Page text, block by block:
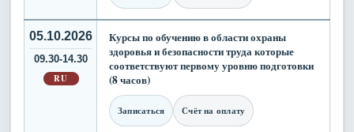
05.10.2026
09.30-14.30
RU
Курсы по обучению в области охраны
здоровья и безопасности труда которые
соответствуют первому уровню подготовки
(8 часов)
Записаться Счёт на оплату